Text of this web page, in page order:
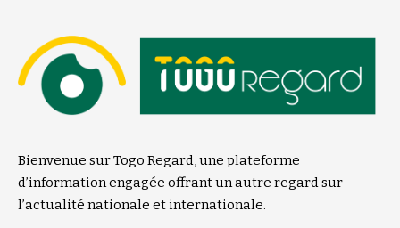
Bienvenue sur Togo Regard, une plateforme
d’information engagée offrant un autre regard sur
l’actualité nationale et internationale.